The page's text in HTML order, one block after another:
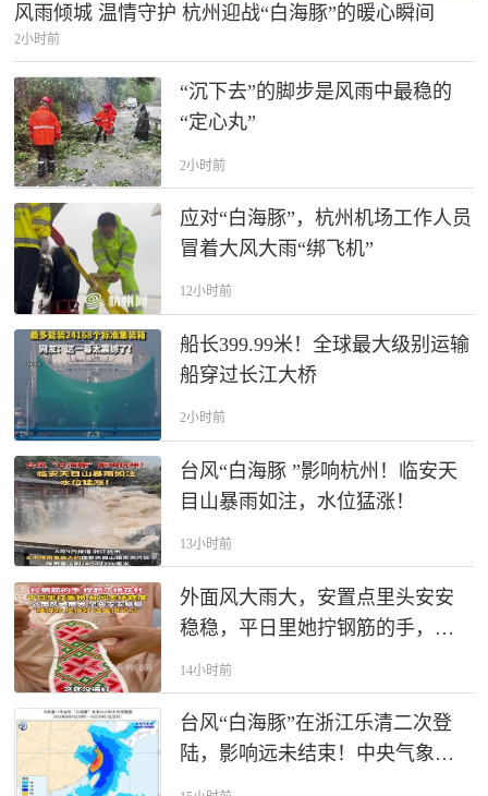
风雨倾城 温情守护 杭州迎战“白海豚”的暖心瞬间
2小时前
“沉下去”的脚步是风雨中最稳的
“定心丸”
2小时前
应对“白海豚”，杭州机场工作人员
冒着大风大雨“绑飞机”
12小时前
船长399.99米！全球最大级别运输
船穿过长江大桥
2小时前
台风“白海豚 ”影响杭州！临安天
目山暴雨如注，水位猛涨！
13小时前
外面风大雨大，安置点里头安安
稳稳，平日里她拧钢筋的手，此
刻捏着针线，成为难得一段的闲
暇时光。
14小时前
台风“白海豚”在浙江乐清二次登
陆，影响远未结束！中央气象台
继续发布台风红色预警，浙江局